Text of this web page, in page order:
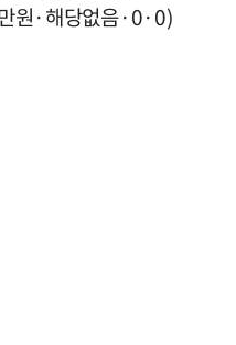
원·해당없음·0·0)